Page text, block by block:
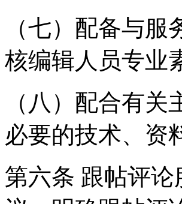
（七）配备与
核编辑人员专业
（八）配合有
必要的技术、资
第六条 跟帖评